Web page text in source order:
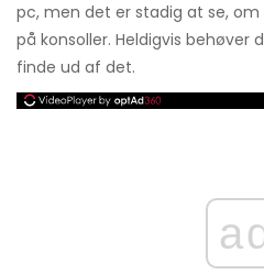
pc, men det er stadig at se,
på konsoller. Heldigvis behøver
finde ud af det.